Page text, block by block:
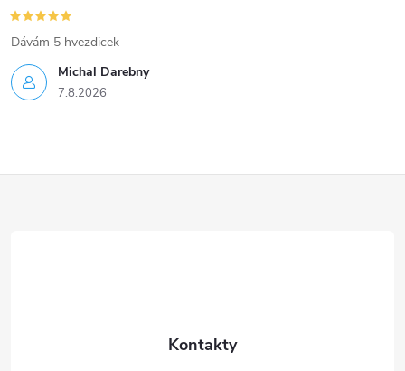
Michal Darebny
7.8.2026
Dávám 5 hvezdicek